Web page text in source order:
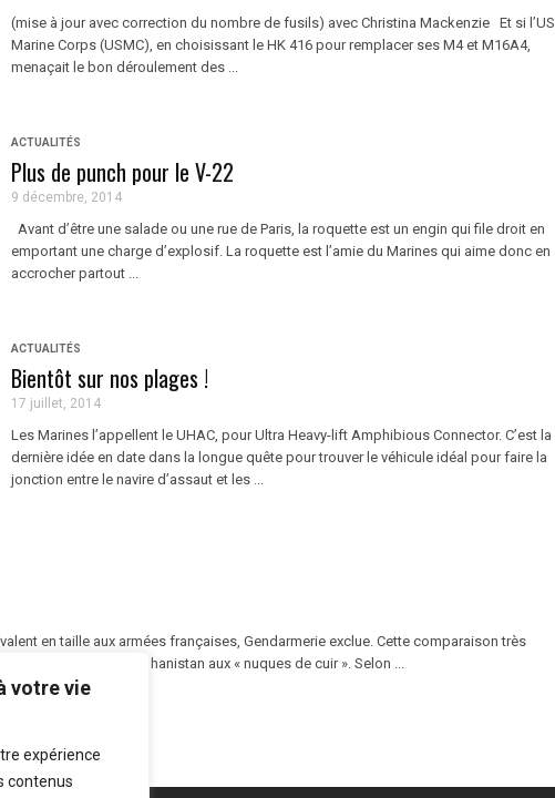
votre vie
expérience
contenus
(mise à jour avec correction du nombre de fusils) avec Christina Mackenzie Et si l’US
Marine Corps (USMC), en choisissant le HK 416 pour remplacer ses M4 et M16A4,
menaçait le bon déroulement des ...
ACTUALITÉS
Plus de punch pour le V-22
9 décembre, 2014
Avant d’être une salade ou une rue de Paris, la roquette est un engin qui file droit en
emportant une charge d’explosif. La roquette est l’amie du Marines qui aime donc en
accrocher partout ...
ACTUALITÉS
Bientôt sur nos plages !
17 juillet, 2014
Les Marines l’appellent le UHAC, pour Ultra Heavy-lift Amphibious Connector. C’est la
dernière idée en date dans la longue quête pour trouver le véhicule idéal pour faire la
jonction entre le navire d’assaut et les ...
en taille aux armées françaises, Gendarmerie exclue. Cette comparaison très
un retrait d’Afghanistan aux « nuques de cuir ». Selon ...